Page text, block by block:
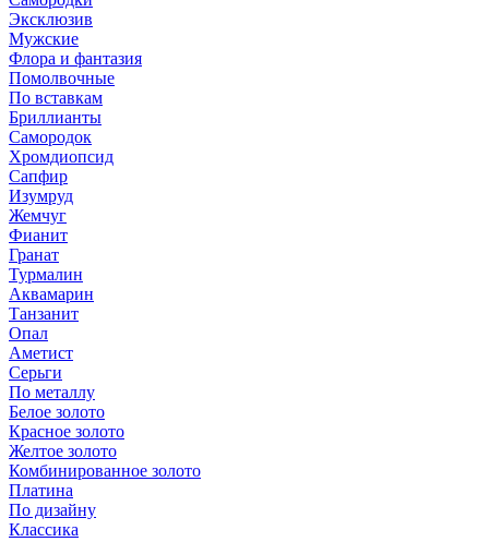
Эксклюзив
Мужские
Флора и фантазия
Помолвочные
По вставкам
Бриллианты
Самородок
Хромдиопсид
Сапфир
Изумруд
Жемчуг
Фианит
Гранат
Турмалин
Аквамарин
Танзанит
Опал
Аметист
Серьги
По металлу
Белое золото
Красное золото
Желтое золото
Комбинированное золото
Платина
По дизайну
Классика